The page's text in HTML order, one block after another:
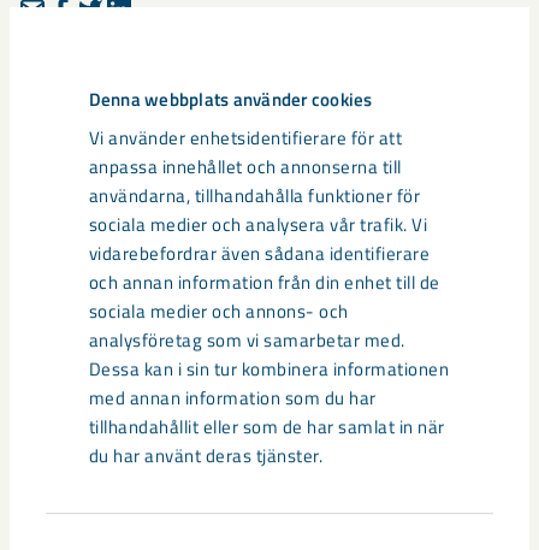
Denna webbplats använder cookies
Vi använder enhetsidentifierare för att
anpassa innehållet och annonserna till
användarna, tillhandahålla funktioner för
sociala medier och analysera vår trafik. Vi
vidarebefordrar även sådana identifierare
och annan information från din enhet till de
sociala medier och annons- och
analysföretag som vi samarbetar med.
Dessa kan i sin tur kombinera informationen
med annan information som du har
tillhandahållit eller som de har samlat in när
du har använt deras tjänster.
Relaterat innehåll